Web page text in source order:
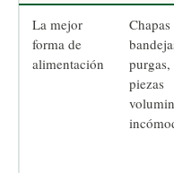
La mejor
forma de
alimentación
Chapas
purgas,
piezas